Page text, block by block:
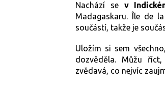
Nachází se v
Madagaskaru. Île de
součástí, takže je
Uložím si sem
dozvěděla. Můžu
zvědavá, co nejvíc